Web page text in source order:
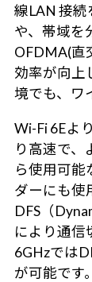
線LAN 接
や、帯域を
OFDMA(直
効率が向上
境でも、ワ
Wi-Fi 6Eよ
り高速で、
ら使用可能
ダーにも使
DFS（
により通信
6GHzでは
が可能です。